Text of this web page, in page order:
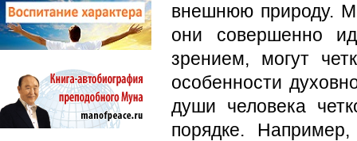
внешнюю природу.
они совершенно
зрением, могут
особенности
души человека
порядке.